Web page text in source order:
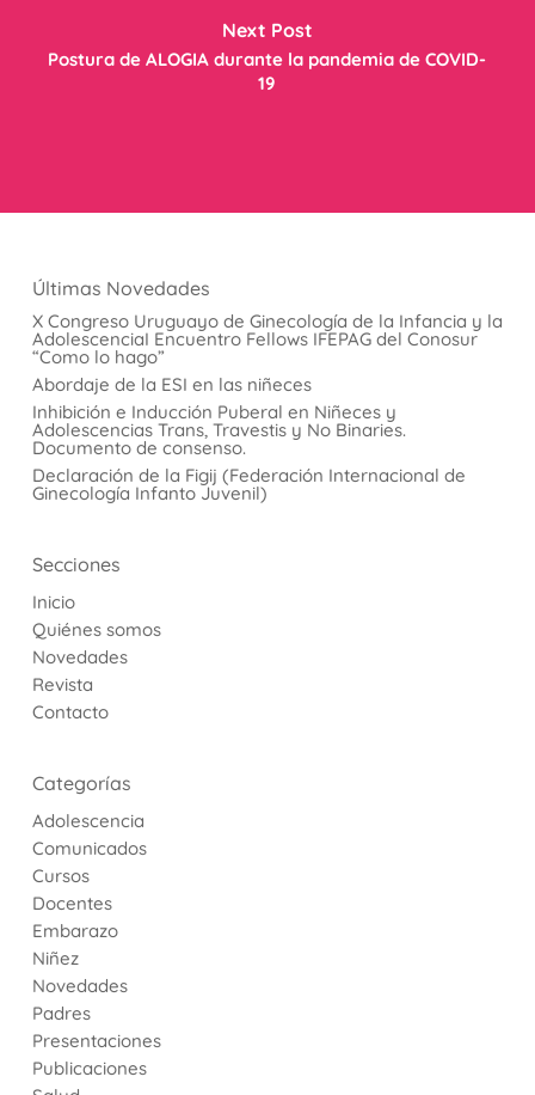
Next Post
Postura de ALOGIA durante la pandemia de COVID-
19
Últimas Novedades
X Congreso Uruguayo de Ginecología de la Infancia y la
AdolescenciaI Encuentro Fellows IFEPAG del Conosur
“Como lo hago”
Abordaje de la ESI en las niñeces
Inhibición e Inducción Puberal en Niñeces y
Adolescencias Trans, Travestis y No Binaries.
Documento de consenso.
Declaración de la Figij (Federación Internacional de
Ginecología Infanto Juvenil)
Secciones
Inicio
Quiénes somos
Novedades
Revista
Contacto
Categorías
Adolescencia
Comunicados
Cursos
Docentes
Embarazo
Niñez
Novedades
Padres
Presentaciones
Publicaciones